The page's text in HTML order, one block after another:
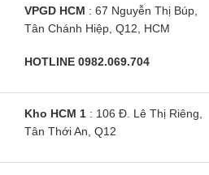
VPGD HCM : 67 Nguyễn Thị Búp,
Tân Chánh Hiệp, Q12, HCM
HOTLINE 0982.069.704
Kho HCM 1: 106 Đ. Lê Thị Riêng,
Tân Thới An, Q12